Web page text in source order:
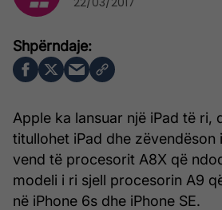
Apple ka lansuar një iPad të ri,
titullohet iPad dhe zëvendëson
vend të procesorit A8X që
modeli i ri sjell procesorin A9
në iPhone 6s dhe iPhone SE.